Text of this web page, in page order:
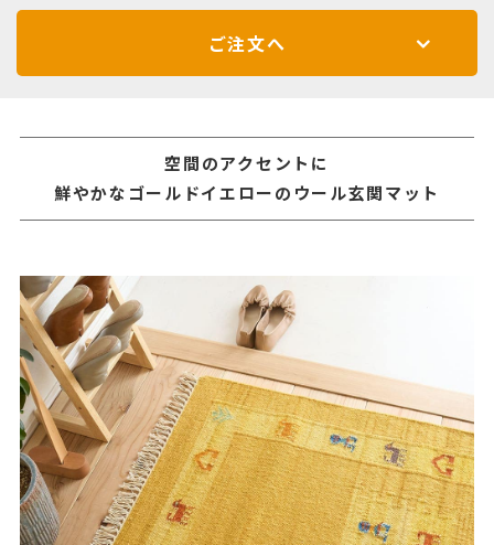
ご注文へ
空間のアクセントに
鮮やかなゴールドイエローのウール玄関マット